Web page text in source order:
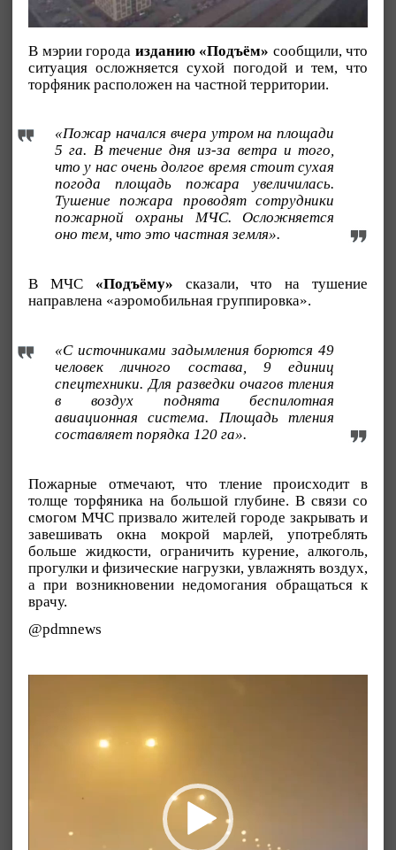
В мэрии города изданию «Подъём» сообщили, что
ситуация осложняется сухой погодой и тем, что
торфяник расположен на частной территории.
«Пожар начался вчера утром на площади
5 га. В течение дня из-за ветра и того,
что у нас очень долгое время стоит сухая
погода площадь пожара увеличилась.
Тушение пожара проводят сотрудники
пожарной охраны МЧС. Осложняется
оно тем, что это частная земля».
В МЧС «Подъёму» сказали, что на тушение
направлена «аэромобильная группировка».
«С источниками задымления борются 49
человек личного состава, 9 единиц
спецтехники. Для разведки очагов тления
в воздух поднята беспилотная
авиационная система. Площадь тления
составляет порядка 120 га».
Пожарные отмечают, что тление происходит в
толще торфяника на большой глубине. В связи со
смогом МЧС призвало жителей городе закрывать и
завешивать окна мокрой марлей, употреблять
больше жидкости, ограничить курение, алкоголь,
прогулки и физические нагрузки, увлажнять воздух,
а при возникновении недомогания обращаться к
врачу.
@pdmnews